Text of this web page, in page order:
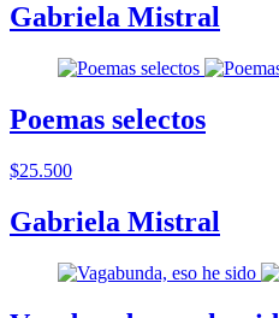
Gabriela Mistral
Poemas selectos
$25.500
Gabriela Mistral